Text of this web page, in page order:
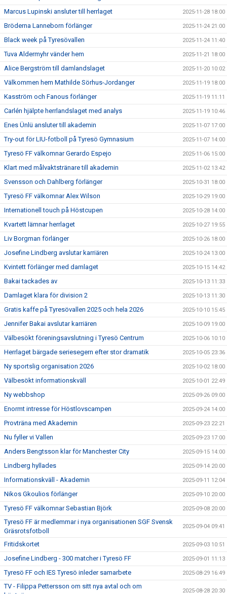
Marcus Lupinski ansluter till herrlaget 2025-11-28 18:00
Bröderna Lanneborn förlänger 2025-11-24 21:00
Black week på Tyresövallen 2025-11-24 11:40
Tuva Aldermyhr vänder hem 2025-11-21 18:00
Alice Bergström till damlandslaget 2025-11-20 10:02
Välkommen hem Mathilde Sörhus-Jordanger 2025-11-19 18:00
Kasström och Fanous förlänger 2025-11-19 11:11
Carlén hjälpte herrlandslaget med analys 2025-11-19 10:46
Enes Ünlü ansluter till akademin 2025-11-07 17:00
Try-out för LIU-fotboll på Tyresö Gymnasium 2025-11-07 14:00
Tyresö FF välkomnar Gerardo Espejo 2025-11-06 15:00
Klart med målvaktstränare till akademin 2025-11-02 13:42
Svensson och Dahlberg förlänger 2025-10-31 18:00
Tyresö FF välkomnar Alex Wilson 2025-10-29 19:00
Internationell touch på Höstcupen 2025-10-28 14:00
Kvartett lämnar herrlaget 2025-10-27 19:55
Liv Borgman förlänger 2025-10-26 18:00
Josefine Lindberg avslutar karriären 2025-10-24 13:00
Kvintett förlänger med damlaget 2025-10-15 14:42
Bakai tackades av 2025-10-13 11:33
Damlaget klara för division 2 2025-10-13 11:30
Gratis kaffe på Tyresövallen 2025 och hela 2026 2025-10-10 15:45
Jennifer Bakai avslutar karriären 2025-10-09 19:00
Välbesökt föreningsavslutning i Tyresö Centrum 2025-10-06 10:10
Herrlaget bärgade seriesegern efter stor dramatik 2025-10-05 23:36
Ny sportslig organisation 2026 2025-10-02 18:00
Välbesökt informationskväll 2025-10-01 22:49
Ny webbshop 2025-09-26 09:00
Enormt intresse för Höstlovscampen 2025-09-24 14:00
Provträna med Akademin 2025-09-23 22:21
Nu fyller vi Vallen 2025-09-23 17:00
Anders Bengtsson klar för Manchester City 2025-09-15 14:00
Lindberg hyllades 2025-09-14 20:00
Informationskväll - Akademin 2025-09-11 12:04
Nikos Gkoulios förlänger 2025-09-10 20:00
Tyresö FF välkomnar Sebastian Björk 2025-09-08 20:00
Tyresö FF är medlemmar i nya organisationen SGF Svensk
Gräsrotsfotboll
2025-09-04 09:41
Fritidskortet 2025-09-03 10:51
Josefine Lindberg - 300 matcher i Tyresö FF 2025-09-01 11:13
Tyresö FF och IES Tyresö inleder samarbete 2025-08-29 16:49
TV - Filippa Pettersson om sitt nya avtal och om
2025-08-28 20:30